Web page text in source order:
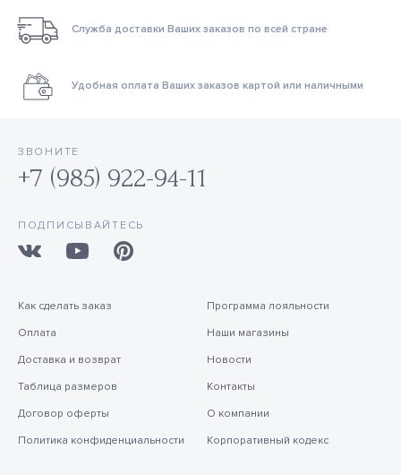
Служба доставки Ваших заказов по всей стране
Удобная оплата Ваших заказов картой или наличными
ЗВОНИТЕ
+7 (985) 922-94-11
ПОДПИСЫВАЙТЕСЬ
Как сделать заказ
Оплата
Доставка и возврат
Таблица размеров
Договор оферты
Политика конфиденциальности
Программа лояльности
Наши магазины
Новости
Контакты
О компании
Корпоративный кодекс